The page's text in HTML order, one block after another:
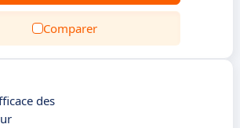
Comparer
des